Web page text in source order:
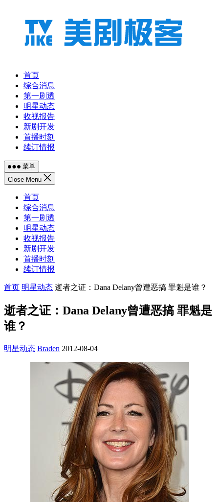
首页
综合消息
第一剧透
明星动态
收视报告
新剧开发
首播时刻
续订情报
菜单
Close Menu
首页
综合消息
第一剧透
明星动态
收视报告
新剧开发
首播时刻
续订情报
首页 明星动态 逝者之证：Dana Delany曾遭恶搞 罪魁是谁？
逝者之证：Dana Delany曾遭恶搞 罪魁是
谁？
明星动态 Braden 2012-08-04